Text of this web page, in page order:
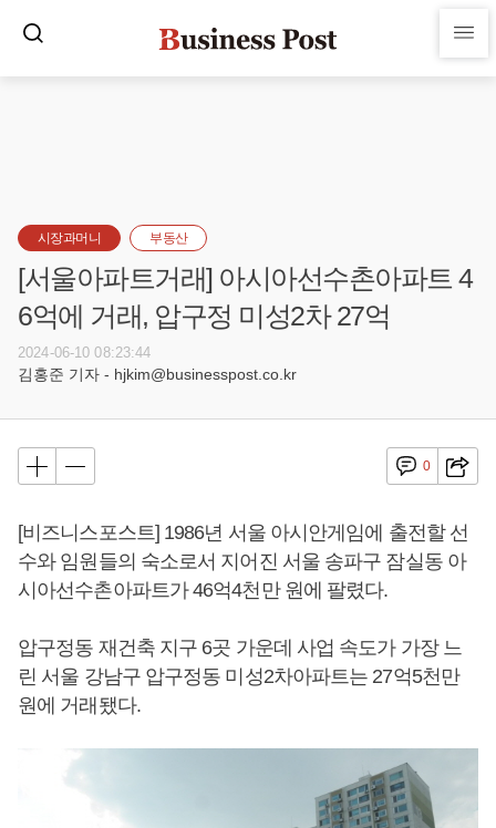
시장과머니 부동산
[서울아파트거래] 아시아선수촌아파트 4
6억에 거래, 압구정 미성2차 27억
2024-06-10 08:23:44
김홍준 기자 - hjkim@businesspost.co.kr
0
[비즈니스포스트] 1986년 서울 아시안게임에 출전할 선
수와 임원들의 숙소로서 지어진 서울 송파구 잠실동 아
시아선수촌아파트가 46억4천만 원에 팔렸다.
압구정동 재건축 지구 6곳 가운데 사업 속도가 가장 느
린 서울 강남구 압구정동 미성2차아파트는 27억5천만
원에 거래됐다.